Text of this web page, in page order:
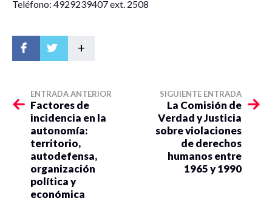
Teléfono: 4929239407 ext. 2508
+
ENTRADA ANTERIOR
Factores de
incidencia en la
autonomía:
territorio,
autodefensa,
organización
política y
económica
SIGUIENTE ENTRADA
La Comisión de
Verdad y Justicia
sobre violaciones
de derechos
humanos entre
1965 y 1990